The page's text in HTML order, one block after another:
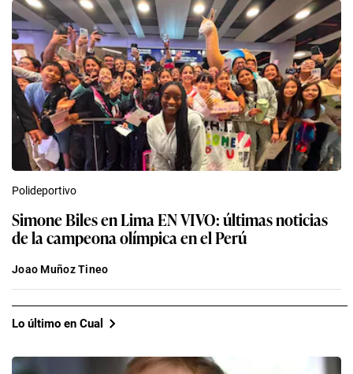
Polideportivo
Simone Biles en Lima EN VIVO: últimas noticias
de la campeona olímpica en el Perú
Joao Muñoz Tineo
Lo último en Cual